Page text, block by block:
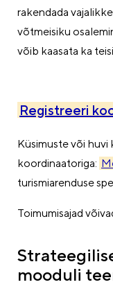
rakendada
võtmeisiku
võib kaasata ka
Registreeri
Küsimuste või
koordinaatoriga:
turismiarenduse
Toimumisajad
mooduli